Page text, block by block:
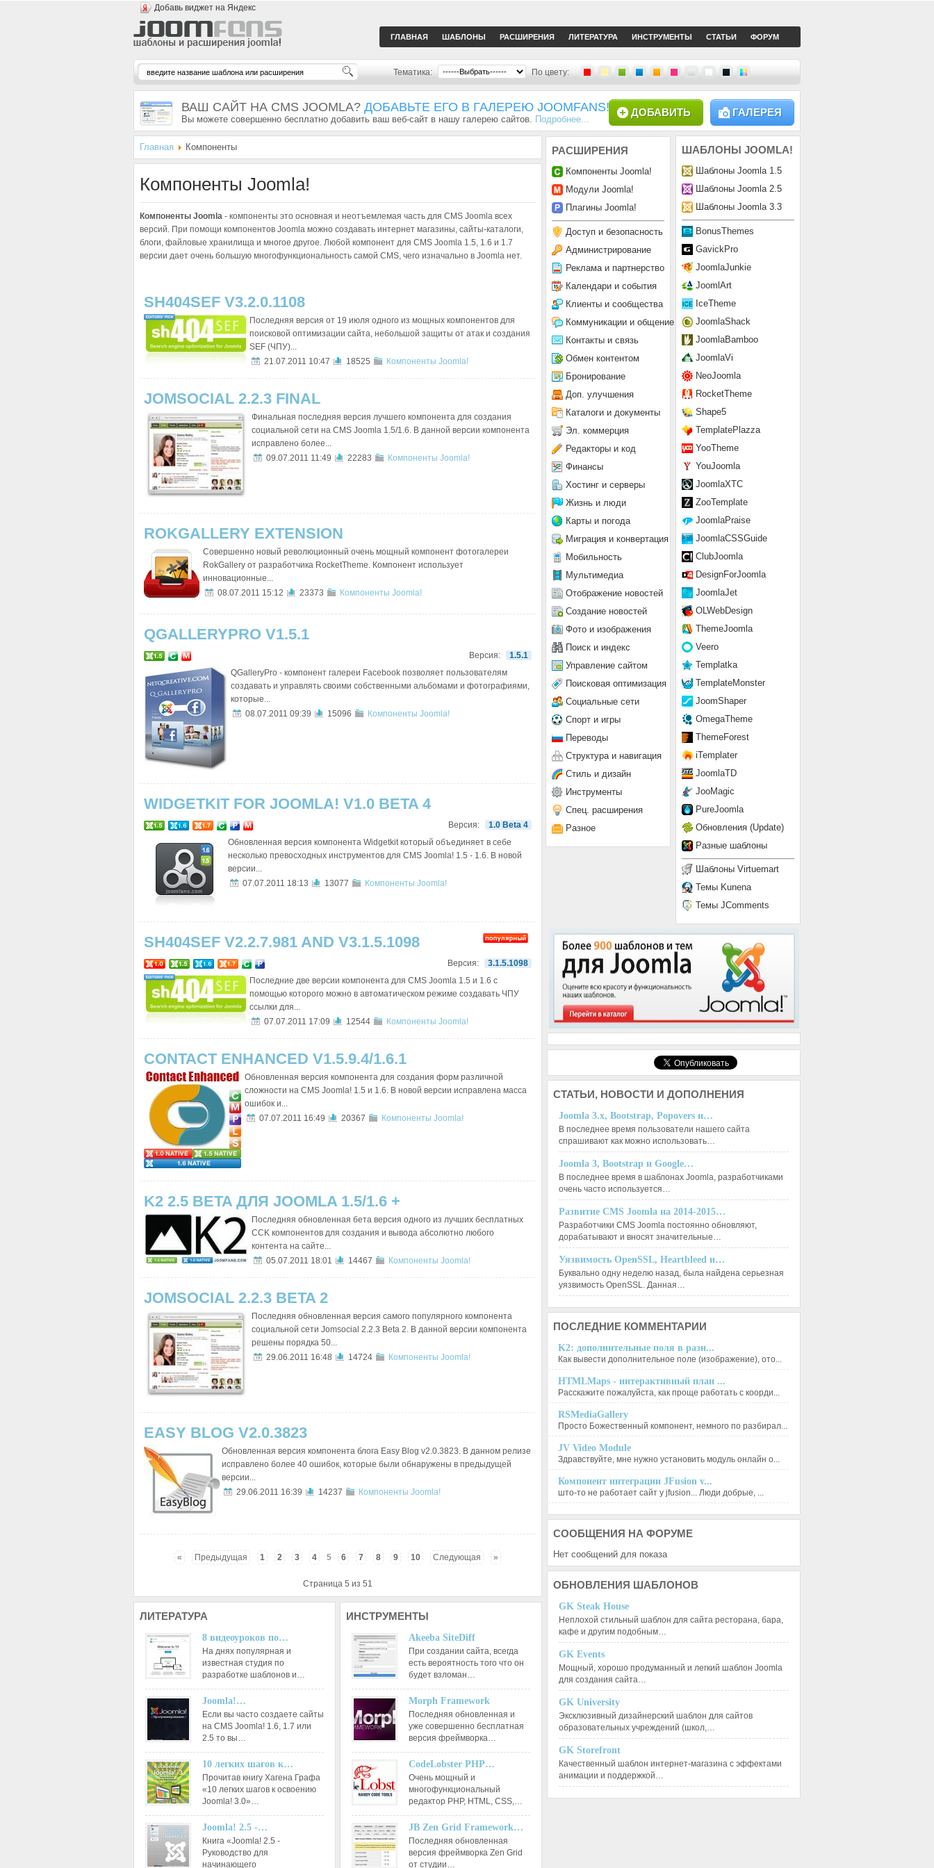
Добавь виджет на Яндекс
ГЛАВНАЯ ШАБЛОНЫ РАСШИРЕНИЯ ЛИТЕРАТУРА ИНСТРУМЕНТЫ СТАТЬИ ФОРУМ
Тематика: По цвету:
ВАШ САЙТ НА CMS JOOMLA? ДОБАВЬТЕ ЕГО В ГАЛЕРЕЮ JOOMFANS!
Вы можете совершенно бесплатно добавить ваш веб-сайт в нашу галерею сайтов. Подробнее...
ГАЛЕРЕЯ
ДОБАВИТЬ
Главная Компоненты
Компоненты Joomla!
Компоненты Joomla - компоненты это основная и неотъемлемая часть для CMS Joomla всех
версий. При помощи компонентов Joomla можно создавать интернет магазины, сайты-каталоги,
блоги, файловые хранилища и многое другое. Любой компонент для CMS Joomla 1.5, 1.6 и 1.7
версии дает очень большую многофункциональность самой CMS, чего изначально в Joomla нет.
SH404SEF V3.2.0.1108
Последняя версия от 19 июля одного из мощных компонентов для
поисковой оптимизации сайта, небольшой защиты от атак и создания
SEF (ЧПУ)...
21.07.2011 10:47
18525 Компоненты Joomla!
JOMSOCIAL 2.2.3 FINAL
Финальная последняя версия лучшего компонента для создания
социальной сети на CMS Joomla 1.5/1.6. В данной версии компонента
исправлено более...
09.07.2011 11:49
22283 Компоненты Joomla!
ROKGALLERY EXTENSION
Совершенно новый революционный очень мощный компонент фотогалереи
RokGallery от разработчика RocketTheme. Компонент использует
инновационные...
08.07.2011 15:12
23373 Компоненты Joomla!
QGALLERYPRO V1.5.1
Версия:
1.5.1
QGalleryPro - компонент галереи Facebook позволяет пользователям
создавать и управлять своими собственными альбомами и фотографиями,
которые...
08.07.2011 09:39
15096 Компоненты Joomla!
WIDGETKIT FOR JOOMLA! V1.0 BETA 4
Версия:
1.0 Beta 4
Обновленная версия компонента Widgetkit который объединяет в себе
несколько превосходных инструментов для CMS Joomla! 1.5 - 1.6. В новой
версии...
07.07.2011 18:13
13077 Компоненты Joomla!
SH404SEF V2.2.7.981 AND V3.1.5.1098
Версия:
3.1.5.1098
Последние две версии компонента для CMS Joomla 1.5 и 1.6 с
помощью которого можно в автоматическом режиме создавать ЧПУ
ссылки для...
07.07.2011 17:09
12544 Компоненты Joomla!
CONTACT ENHANCED V1.5.9.4/1.6.1
Обновленная версия компонента для создания форм различной
сложности на CMS Joomla! 1.5 и 1.6. В новой версии исправлена масса
ошибок и...
07.07.2011 16:49
20367 Компоненты Joomla!
K2 2.5 BETA ДЛЯ JOOMLA 1.5/1.6 +
Последняя обновленная бета версия одного из лучших бесплатных
CCK компонентов для создания и вывода абсолютно любого
контента на сайте...
05.07.2011 18:01
14467 Компоненты Joomla!
JOMSOCIAL 2.2.3 BETA 2
Последняя обновленная версия самого популярного компонента
социальной сети Jomsocial 2.2.3 Beta 2. В данной версии компонента
решены порядка 50...
29.06.2011 16:48
14724 Компоненты Joomla!
EASY BLOG V2.0.3823
Обновленная версия компонента блога Easy Blog v2.0.3823. В данном релизе
исправлено более 40 ошибок, которые были обнаружены в предыдущей
версии...
29.06.2011 16:39
14237 Компоненты Joomla!
« Предыдущая 1 2 3 4 5 6 7 8 9 10 Следующая »
Страница 5 из 51
ЛИТЕРАТУРА
8 видеоуроков по…
На днях популярная и
известная студия по
разработке шаблонов и…
Joomla!…
Если вы часто создаете сайты
на CMS Joomla! 1.6, 1.7 или
2.5 то вы…
10 легких шагов к…
Прочитав книгу Хагена Графа
«10 легких шагов к освоению
Joomla! 3.0»…
Joomla! 2.5 -…
Книга «Joomla! 2.5 -
Руководство для
начинающего
ИНСТРУМЕНТЫ
Akeeba SiteDiff
При создании сайта, всегда
есть вероятность того что он
будет взломан…
Morph Framework
Последняя обновленная и
уже совершенно бесплатная
версия фреймворка…
CodeLobster PHP…
Очень мощный и
многофункциональный
редактор РНР, HTML, CSS,…
JB Zen Grid Framework…
Последняя обновленная
версия фреймворка Zen Grid
от студии…
ШАБЛОНЫ JOOMLA!
Шаблоны Joomla 1.5
Шаблоны Joomla 2.5
Шаблоны Joomla 3.3
BonusThemes
GavickPro
JoomlaJunkie
JoomlArt
IceTheme
JoomlaShack
JoomlaBamboo
JoomlaVi
NeoJoomla
RocketTheme
Shape5
TemplatePlazza
YooTheme
YouJoomla
JoomlaXTC
ZooTemplate
JoomlaPraise
JoomlaCSSGuide
ClubJoomla
DesignForJoomla
JoomlaJet
OLWebDesign
ThemeJoomla
Veero
Templatka
TemplateMonster
JoomShaper
OmegaTheme
ThemeForest
iTemplater
JoomlaTD
JooMagic
PureJoomla
Обновления (Update)
Разные шаблоны
Шаблоны Virtuemart
Темы Kunena
Темы JComments
РАСШИРЕНИЯ
Компоненты Joomla!
Модули Joomla!
Плагины Joomla!
Доступ и безопасность
Администрирование
Реклама и партнерство
Календари и события
Клиенты и сообщества
Коммуникации и общение
Контакты и связь
Обмен контентом
Бронирование
Доп. улучшения
Каталоги и документы
Эл. коммерция
Редакторы и код
Финансы
Хостинг и серверы
Жизнь и люди
Карты и погода
Миграция и конвертация
Мобильность
Мультимедиа
Отображение новостей
Создание новостей
Фото и изображения
Поиск и индекс
Управление сайтом
Поисковая оптимизация
Социальные сети
Спорт и игры
Переводы
Структура и навигация
Стиль и дизайн
Инструменты
Спец. расширения
Разное
СТАТЬИ, НОВОСТИ И ДОПОЛНЕНИЯ
Joomla 3.x, Bootstrap, Popovers и…
В последнее время пользователи нашего сайта
спрашивают как можно использовать…
Joomla 3, Bootstrap и Google…
В последнее время в шаблонах Joomla, разработчиками
очень часто используется…
Развитие CMS Joomla на 2014-2015…
Разработчики CMS Joomla постоянно обновляют,
дорабатывают и вносят значительные…
Уязвимость OpenSSL, Heartbleed и…
Буквально одну неделю назад, была найдена серьезная
уязвимость OpenSSL. Данная…
ПОСЛЕДНИЕ КОММЕНТАРИИ
K2: дополнительные поля в разн...
Как вывести дополнительное поле (изображение), ото...
HTMLMaps - интерактивный план ...
Расскажите пожалуйста, как проще работать с коорди...
RSMediaGallery
Просто Божественный компонент, немного по разбирал...
JV Video Module
Здравствуйте, мне нужно установить модуль онлайн о...
Компонент интеграции JFusion v...
што-то не работает сайт у jfusion... Люди добрые, ...
СООБЩЕНИЯ НА ФОРУМЕ
Нет сообщений для показа
ОБНОВЛЕНИЯ ШАБЛОНОВ
GK Steak House
Неплохой стильный шаблон для сайта ресторана, бара,
кафе и другим подобным…
GK Events
Мощный, хорошо продуманный и легкий шаблон Joomla
для создания сайта…
GK University
Эксклюзивный дизайнерский шаблон для сайтов
образовательных учреждений (школ,…
GK Storefront
Качественный шаблон интернет-магазина с эффектами
анимации и поддержкой…